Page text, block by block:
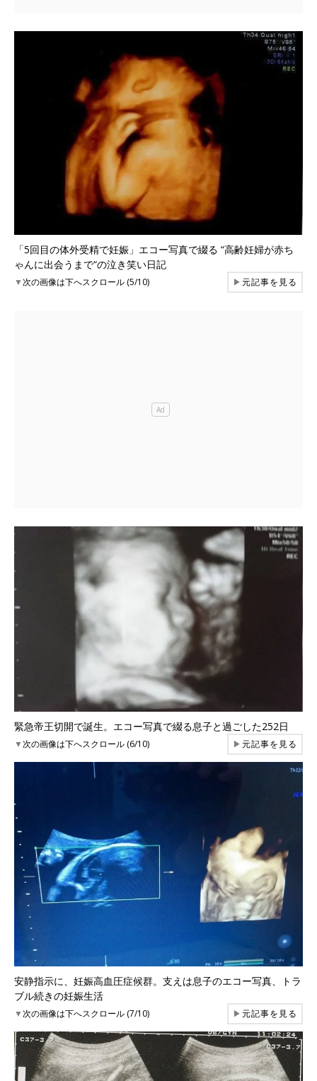
「5回目の体外受精で妊娠」エコー写真で綴る “高齢妊婦が赤ち
ゃんに出会うまで“の泣き笑い日記
▼次の画像は下へスクロール (5/10) ▶元記事を見る
緊急帝王切開で誕生。エコー写真で綴る息子と過ごした252日
▼次の画像は下へスクロール (6/10) ▶元記事を見る
安静指示に、妊娠高血圧症候群。支えは息子のエコー写真、トラ
ブル続きの妊娠生活
▼次の画像は下へスクロール (7/10) ▶元記事を見る